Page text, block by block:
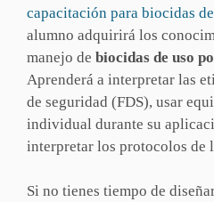
capacitación para biocidas
alumno adquirirá los
manejo de biocidas de uso
Aprenderá a interpretar las
de seguridad (FDS), usar
individual durante su
interpretar los protocolos de
Si no tienes tiempo de